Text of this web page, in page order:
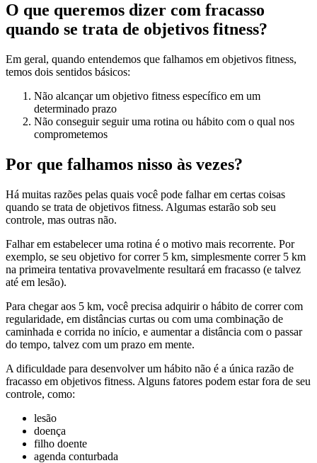
O que queremos dizer com fracasso
quando se trata de objetivos fitness?
Em geral, quando entendemos que falhamos em objetivos fitness,
temos dois sentidos básicos:
Não alcançar um objetivo fitness específico em um
determinado prazo
Não conseguir seguir uma rotina ou hábito com o qual nos
comprometemos
Por que falhamos nisso às vezes?
Há muitas razões pelas quais você pode falhar em certas coisas
quando se trata de objetivos fitness. Algumas estarão sob seu
controle, mas outras não.
Falhar em estabelecer uma rotina é o motivo mais recorrente. Por
exemplo, se seu objetivo for correr 5 km, simplesmente correr 5 km
na primeira tentativa provavelmente resultará em fracasso (e talvez
até em lesão).
Para chegar aos 5 km, você precisa adquirir o hábito de correr com
regularidade, em distâncias curtas ou com uma combinação de
caminhada e corrida no início, e aumentar a distância com o passar
do tempo, talvez com um prazo em mente.
A dificuldade para desenvolver um hábito não é a única razão de
fracasso em objetivos fitness. Alguns fatores podem estar fora de seu
controle, como:
lesão
doença
filho doente
agenda conturbada